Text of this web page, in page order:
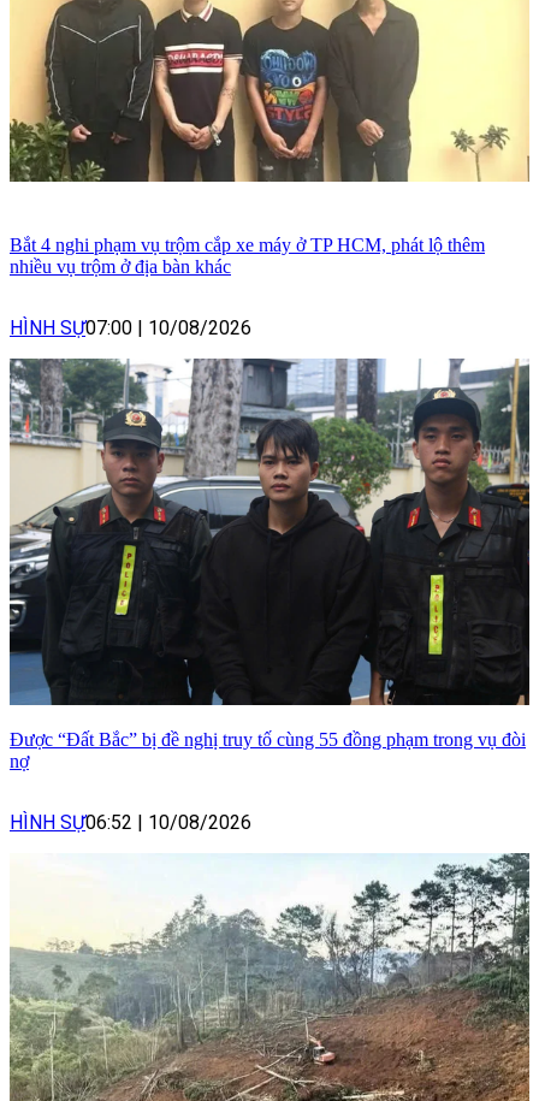
Bắt 4 nghi phạm vụ trộm cắp xe máy ở TP HCM, phát lộ thêm
nhiều vụ trộm ở địa bàn khác
HÌNH SỰ07:00 10/08/2026
Được “Đất Bắc” bị đề nghị truy tố cùng 55 đồng phạm trong vụ đòi
nợ
HÌNH SỰ06:52 10/08/2026